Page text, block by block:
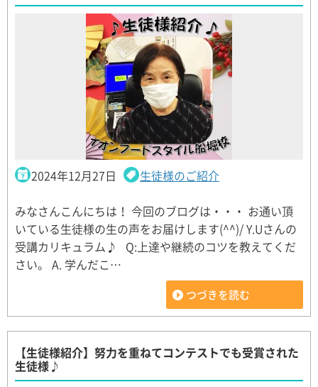
2024年12月27日 生徒様のご紹介
みなさんこんにちは！ 今回のブログは・・・ お通い頂
いている生徒様の生の声をお届けします(^^)/ Y.Uさんの
受講カリキュラム♪ Q:上達や継続のコツを教えてくだ
さい。 A. 学んだこ…
つづきを読む
【生徒様紹介】努力を重ねてコンテストでも受賞された
生徒様♪